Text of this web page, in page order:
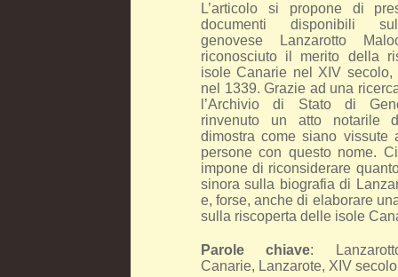
L’articolo si propone di
documenti disponibili
genovese Lanzarotto
riconosciuto il merito della
isole Canarie nel XIV secolo,
nel 1339. Grazie ad una
l’Archivio di Stato di
rinvenuto un atto notarile
dimostra come siano vissute
persone con questo nome.
impone di riconsiderare
sinora sulla biografia di
e, forse, anche di elaborare
sulla riscoperta delle isole
Parole chiave:
Canarie, Lanzarote, XIV